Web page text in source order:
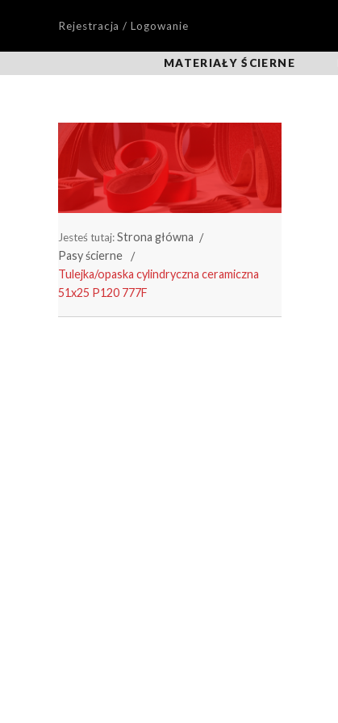
Rejestracja / Logowanie
MATERIAŁY ŚCIERNE
Jesteś tutaj:Strona główna
Pasy ścierne
Tulejka/opaska cylindryczna ceramiczna
51x25 P120 777F